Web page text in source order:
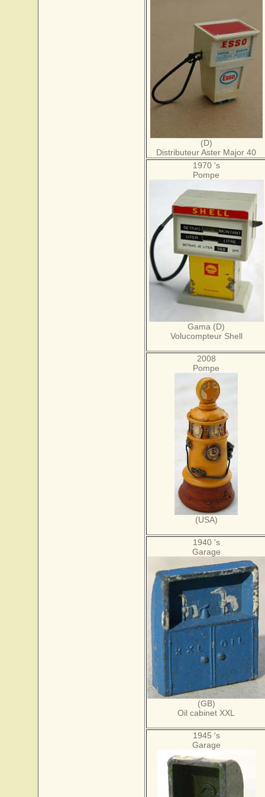
(D)
Distributeur Aster Major 40
1970 's
Pompe
Gama (D)
Volucompteur Shell
2008
Pompe
(USA)
1940 's
Garage
(GB)
Oil cabinet XXL
1945 's
Garage